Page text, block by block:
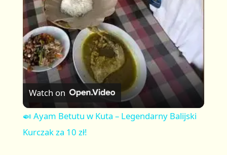
a
y
V
i
Watch on
🍛 Ayam Betutu w Kuta – Legendarny Balijski
Kurczak za 10 zł!